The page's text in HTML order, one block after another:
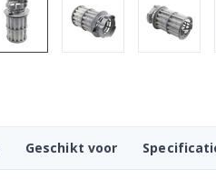
Geschikt voor